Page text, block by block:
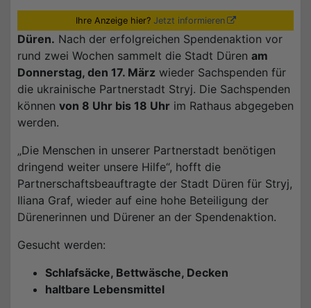
Ihre Anzeige hier? Jetzt informieren
Düren. Nach der erfolgreichen Spendenaktion vor
rund zwei Wochen sammelt die Stadt Düren am
Donnerstag, den 17. März wieder Sachspenden für
die ukrainische Partnerstadt Stryj. Die Sachspenden
können von 8 Uhr bis 18 Uhr im Rathaus abgegeben
werden.
„Die Menschen in unserer Partnerstadt benötigen
dringend weiter unsere Hilfe“, hofft die
Partnerschaftsbeauftragte der Stadt Düren für Stryj,
Iliana Graf, wieder auf eine hohe Beteiligung der
Dürenerinnen und Dürener an der Spendenaktion.
Gesucht werden:
Schlafsäcke, Bettwäsche, Decken
haltbare Lebensmittel